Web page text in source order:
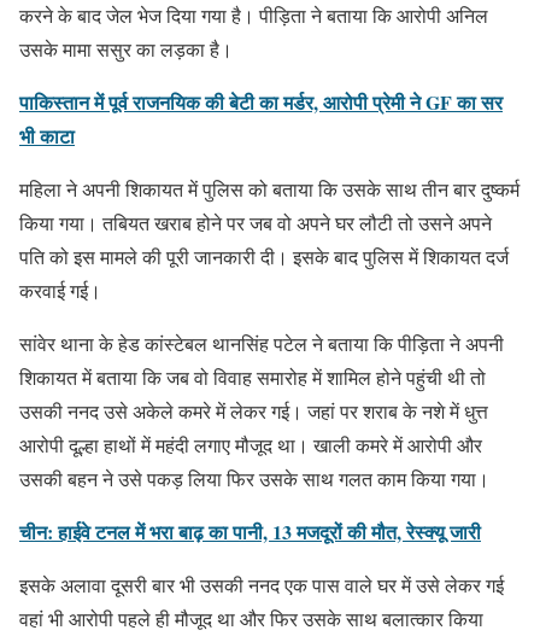
करने के बाद जेल भेज दिया गया है। पीड़िता ने बताया कि आरोपी अनिल
उसके मामा ससुर का लड़का है।
पाकिस्तान में पूर्व राजनयिक की बेटी का मर्डर, आरोपी प्रेमी ने GF का सर
भी काटा
महिला ने अपनी शिकायत में पुलिस को बताया कि उसके साथ तीन बार दुष्कर्म
किया गया। तबियत खराब होने पर जब वो अपने घर लौटी तो उसने अपने
पति को इस मामले की पूरी जानकारी दी। इसके बाद पुलिस में शिकायत दर्ज
करवाई गई।
सांवेर थाना के हेड कांस्टेबल थानसिंह पटेल ने बताया कि पीड़िता ने अपनी
शिकायत में बताया कि जब वो विवाह समारोह में शामिल होने पहुंची थी तो
उसकी ननद उसे अकेले कमरे में लेकर गई। जहां पर शराब के नशे में धुत्त
आरोपी दूल्हा हाथों में महंदी लगाए मौजूद था। खाली कमरे में आरोपी और
उसकी बहन ने उसे पकड़ लिया फिर उसके साथ गलत काम किया गया।
चीन: हाईवे टनल में भरा बाढ़ का पानी, 13 मजदूरों की मौत, रेस्क्यू जारी
इसके अलावा दूसरी बार भी उसकी ननद एक पास वाले घर में उसे लेकर गई
वहां भी आरोपी पहले ही मौजूद था और फिर उसके साथ बलात्कार किया